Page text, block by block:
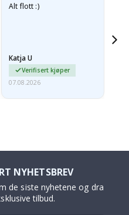
Alt flott :)
Katja U
Verifisert kjøper
07.08.2026
NYHETSBREV
de siste nyhetene og dra
tilbud.